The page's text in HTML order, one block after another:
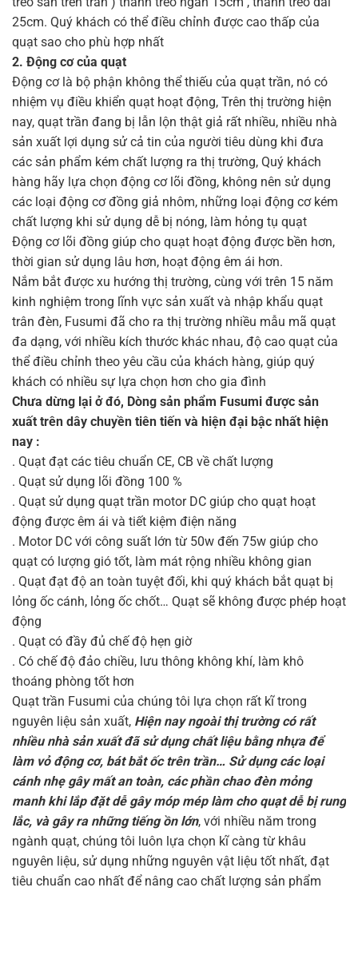
25cm. Quý khách có thể điều chỉnh được cao thấp của
quạt sao cho phù hợp nhất
2. Động cơ của quạt
Động cơ là bộ phận không thể thiếu của quạt trần, nó có
nhiệm vụ điều khiển quạt hoạt động, Trên thị trường hiện
nay, quạt trần đang bị lẫn lộn thật giả rất nhiều, nhiều nhà
sản xuất lợi dụng sử cả tin của người tiêu dùng khi đưa
các sản phẩm kém chất lượng ra thị trường, Quý khách
hàng hãy lựa chọn động cơ lõi đồng, không nên sử dụng
các loại động cơ đồng giả nhôm, những loại động cơ kém
chất lượng khi sử dụng dễ bị nóng, làm hỏng tụ quạt
Động cơ lõi đồng giúp cho quạt hoạt động được bền hơn,
thời gian sử dụng lâu hơn, hoạt động êm ái hơn.
Nắm bắt được xu hướng thị trường, cùng với trên 15 năm
kinh nghiệm trong lĩnh vực sản xuất và nhập khẩu quạt
trân đèn, Fusumi đã cho ra thị trường nhiều mẫu mã quạt
đa dạng, với nhiều kích thước khác nhau, độ cao quạt của
thể điều chỉnh theo yêu cầu của khách hàng, giúp quý
khách có nhiều sự lựa chọn hơn cho gia đình
Chưa dừng lại ở đó, Dòng sản phẩm Fusumi được sản
xuất trên dây chuyền tiên tiến và hiện đại bậc nhất hiện
nay :
. Quạt đạt các tiêu chuẩn CE, CB về chất lượng
. Quạt sử dụng lõi đồng 100 %
. Quạt sử dụng quạt trần motor DC giúp cho quạt hoạt
động được êm ái và tiết kiệm điện năng
. Motor DC với công suất lớn từ 50w đến 75w giúp cho
quạt có lượng gió tốt, làm mát rộng nhiều không gian
. Quạt đạt độ an toàn tuyệt đối, khi quý khách bắt quạt bị
lỏng ốc cánh, lỏng ốc chốt… Quạt sẽ không được phép hoạt
động
. Quạt có đầy đủ chế độ hẹn giờ
. Có chế độ đảo chiều, lưu thông không khí, làm khô
thoáng phòng tốt hơn
Quạt trần Fusumi của chúng tôi lựa chọn rất kĩ trong
nguyên liệu sản xuất, Hiện nay ngoài thị trường có rất
nhiều nhà sản xuất đã sử dụng chất liệu bằng nhựa để
làm vỏ động cơ, bát bắt ốc trên trần… Sử dụng các loại
cánh nhẹ gây mất an toàn, các phần chao đèn mỏng
manh khi lắp đặt dễ gây móp mép làm cho quạt dễ bị rung
lắc, và gây ra những tiếng ồn lớn, với nhiều năm trong
ngành quạt, chúng tôi luôn lựa chọn kĩ càng từ khâu
nguyên liệu, sử dụng những nguyên vật liệu tốt nhất, đạt
tiêu chuẩn cao nhất để nâng cao chất lượng sản phẩm